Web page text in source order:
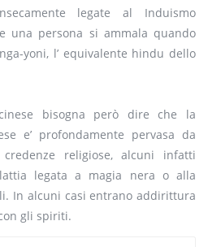
legate al Induismo
una persona si ammala quando
yoni, l’ equivalente hindu dello
bisogna però dire che la
e’ profondamente pervasa da
religiose, alcuni infatti
legata a magia nera o alla
In alcuni casi entrano addirittura
gli spiriti.